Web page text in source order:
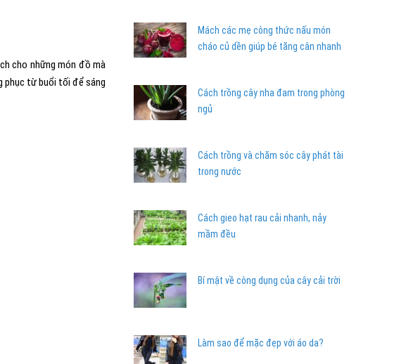
cho những món đồ mà
phục từ buổi tối để sáng
Mách các mẹ công thức nấu món
cháo củ dền giúp bé tăng cân nhanh
Cách trồng cây nha đam trong phòng
ngủ
Cách trồng và chăm sóc cây phát tài
trong nước
Cách gieo hạt rau cải nhanh, nảy
mầm đều
Bí mật về công dụng của cây cải trời
Làm sao để mặc đẹp với áo da?